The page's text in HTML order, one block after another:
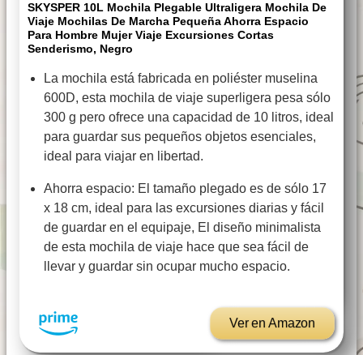
SKYSPER 10L Mochila Plegable Ultraligera Mochila De
Viaje Mochilas De Marcha Pequeña Ahorra Espacio
Para Hombre Mujer Viaje Excursiones Cortas
Senderismo, Negro
La mochila está fabricada en poliéster muselina
600D, esta mochila de viaje superligera pesa sólo
300 g pero ofrece una capacidad de 10 litros, ideal
para guardar sus pequeños objetos esenciales,
ideal para viajar en libertad.
Ahorra espacio: El tamaño plegado es de sólo 17
x 18 cm, ideal para las excursiones diarias y fácil
de guardar en el equipaje, El diseño minimalista
de esta mochila de viaje hace que sea fácil de
llevar y guardar sin ocupar mucho espacio.
Ver en Amazon